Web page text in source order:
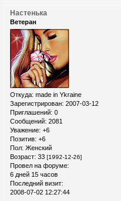
Настенька
Ветеран
Откуда: made in Ykraine
Зарегистрирован: 2007-03-12
Приглашений: 0
Сообщений: 2081
Уважение: +6
Позитив: +6
Пол: Женский
Возраст: 33 [1992-12-26]
Провел на форуме:
6 дней 15 часов
Последний визит:
2008-07-02 12:27:44